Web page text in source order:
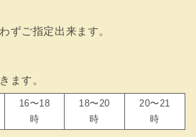
ずご指定出来ます。
ます。
16〜18
時
18〜20
時
20〜21
時